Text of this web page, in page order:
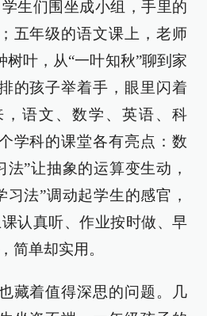
生们围坐成小组，手里的
五年级的语文课上，老师
叶，从“一叶知秋”聊到家
的孩子举着手，眼里闪着
语文、数学、英语、科
学科的课堂各有亮点：数
”让抽象的运算变生动，
法”调动起学生的感官，
认真听、作业按时做、早
简单却实用。
藏着值得深思的问题。几